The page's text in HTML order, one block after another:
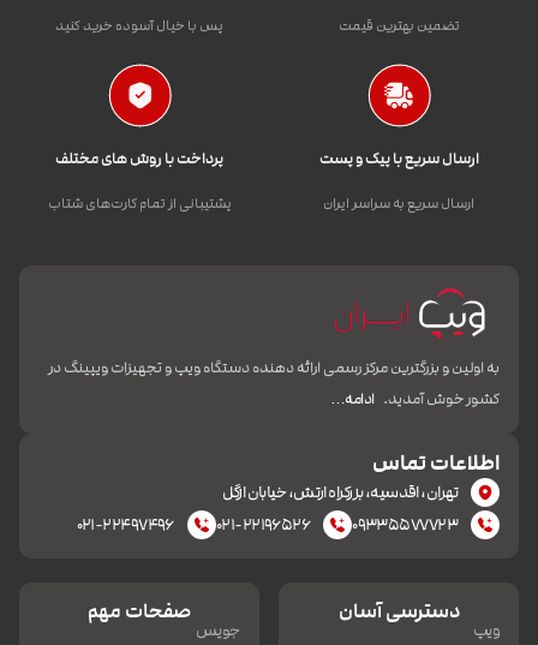
تضمین بهترین قیمت پس با خیال آسوده خرید کنید
ارسال سریع با پیک و پست
ارسال سریع به سراسر ایران
پرداخت با روش های مختلف
پشتیبانی از تمام کارت‌های شتاب
به اولین و بزرگترین مرکز رسمی ارائه دهنده دستگاه ویپ و تجهیزات ویپینگ در
کشور خوش آمدید. ادامه…
اطلاعات تماس
تهران، اقدسیه، بزرکراه ارتش، خیابان ازگل
۰۹۳۳۵۵۷۷۷۲۳
۰۲۱-۲۲۱۹۶۵۲۶ ۰۲۱-۲۲۴۹۷۴۹۶
دسترسی آسان
ویپ
صفحات مهم
جویس